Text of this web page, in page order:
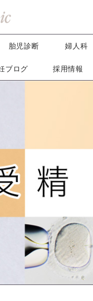
胎児診断 婦人科
ブログ 採用情報